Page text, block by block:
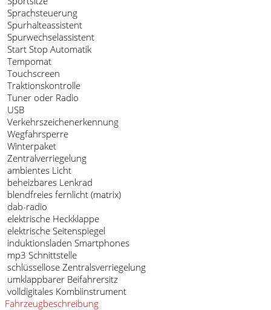
Sprachsteuerung
Spurhalteassistent
Spurwechselassistent
Start Stop Automatik
Tempomat
Touchscreen
Traktionskontrolle
Tuner oder Radio
USB
Verkehrszeichenerkennung
Wegfahrsperre
Winterpaket
Zentralverriegelung
ambientes Licht
beheizbares Lenkrad
blendfreies fernlicht (matrix)
dab-radio
elektrische Heckklappe
elektrische Seitenspiegel
induktionsladen Smartphones
mp3 Schnittstelle
schlüssellose Zentralsverriegelung
umklappbarer Beifahrersitz
volldigitales Kombiinstrument
Fahrzeugbeschreibung